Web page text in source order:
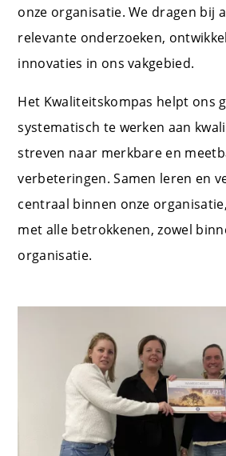
onze organisatie. We dragen bij
relevante onderzoeken,
innovaties in ons vakgebied.
Het Kwaliteitskompas helpt ons
systematisch te werken aan
streven naar merkbare en
verbeteringen. Samen leren en
centraal binnen onze
met alle betrokkenen, zowel
organisatie.